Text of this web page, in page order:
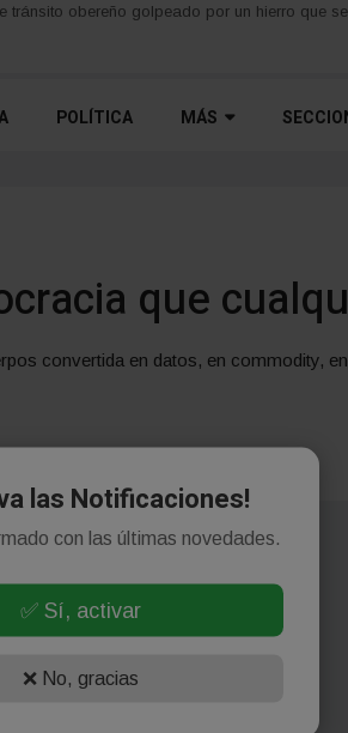
votará en contra de la modificación de la
POLÍTICA MÁS
que
convertida en datos, en commodity,
las Notificaciones!
con las últimas novedades.
✅ Sí, activar
❌ No, gracias